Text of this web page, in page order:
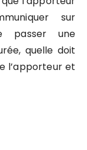
sur
passer une
quelle doit
l’apporteur et